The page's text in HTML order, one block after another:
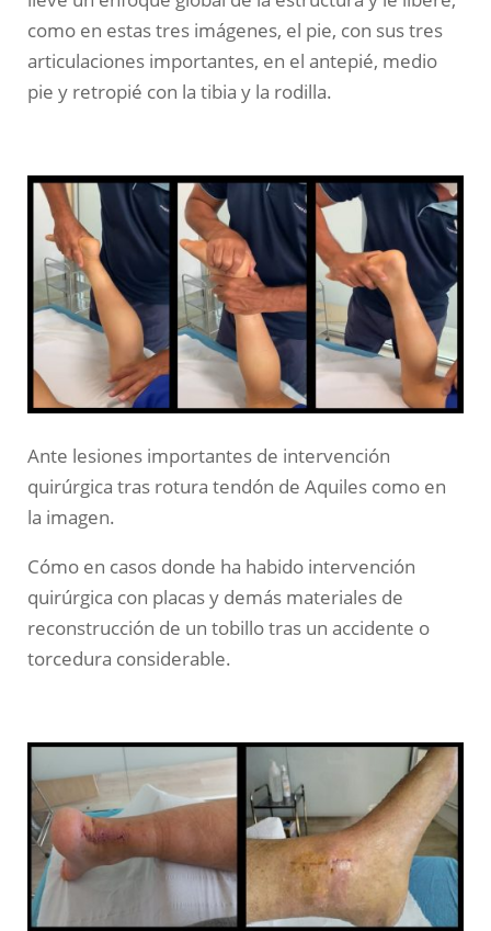
como en estas tres imágenes, el pie, con sus tres
articulaciones importantes, en el antepié, medio
pie y retropié con la tibia y la rodilla.
Ante lesiones importantes de intervención
quirúrgica tras rotura tendón de Aquiles como en
la imagen.
Cómo en casos donde ha habido intervención
quirúrgica con placas y demás materiales de
reconstrucción de un tobillo tras un accidente o
torcedura considerable.